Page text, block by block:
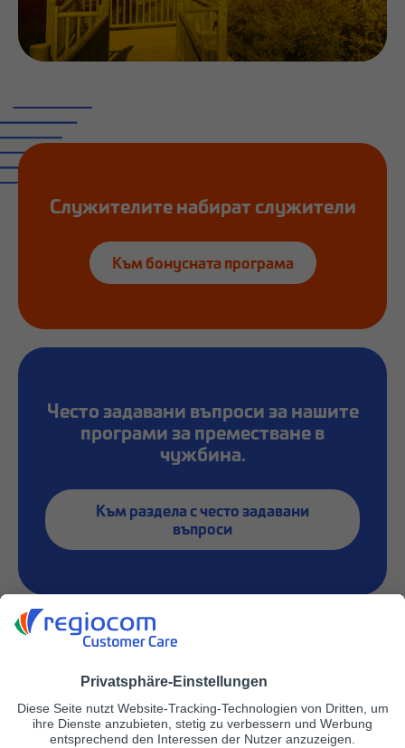
Служителите набират служители
Към бонусната програма
Често задавани въпроси за нашите
програми за преместване в
чужбина.
Към раздела с често задавани
въпроси